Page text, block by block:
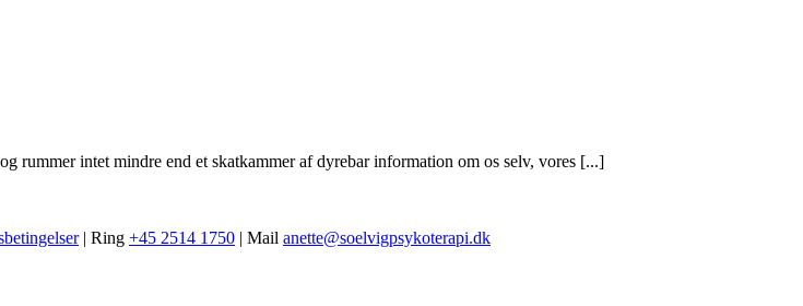
rummer intet mindre end et skatkammer af dyrebar information om os selv, vores [...]
| Ring +45 2514 1750 | Mail anette@soelvigpsykoterapi.dk